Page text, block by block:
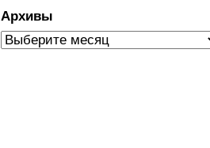
Архивы